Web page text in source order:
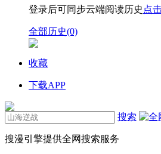
登录后可同步云端阅读历史 点
全部历史(0)
收藏
下载APP
搜索
搜漫引擎提供全网搜索服务